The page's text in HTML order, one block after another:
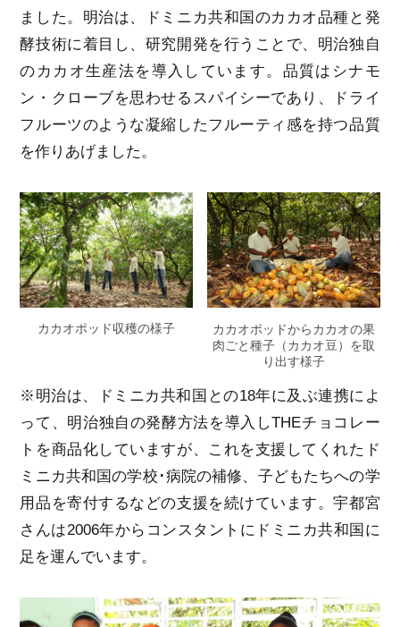
ました。明治は、ドミニカ共和国のカカオ品種と発
酵技術に着目し、研究開発を行うことで、明治独自
のカカオ生産法を導入しています。品質はシナモ
ン・クローブを思わせるスパイシーであり、ドライ
フルーツのような凝縮したフルーティ感を持つ品質
を作りあげました。
カカオポッド収穫の様子
カカオポッドからカカオの果
肉ごと種子（カカオ豆）を取
り出す様子
※明治は、ドミニカ共和国との18年に及ぶ連携によ
って、明治独自の発酵方法を導入しTHEチョコレー
トを商品化していますが、これを支援してくれたド
ミニカ共和国の学校･病院の補修、子どもたちへの学
用品を寄付するなどの支援を続けています。宇都宮
さんは2006年からコンスタントにドミニカ共和国に
足を運んでいます。